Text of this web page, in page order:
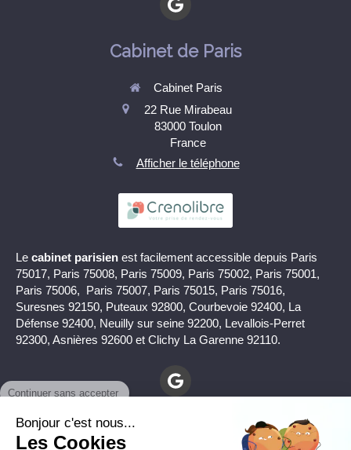
Cabinet de Paris
Cabinet Paris
22 Rue Mirabeau
83000 Toulon
France
Afficher le téléphone
Le cabinet parisien est facilement accessible depuis Paris
75017, Paris 75008, Paris 75009, Paris 75002, Paris 75001,
Paris 75006, Paris 75007, Paris 75015, Paris 75016,
Suresnes 92150, Puteaux 92800, Courbevoie 92400, La
Défense 92400, Neuilly sur seine 92200, Levallois-Perret
92300, Asnières 92600 et Clichy La Garenne 92110.
Continuer sans accepter
Bonjour c'est nous...
Les Cookies